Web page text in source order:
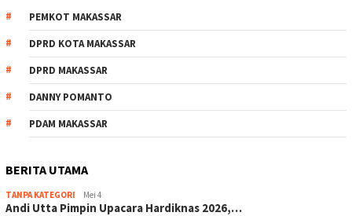
PEMKOT MAKASSAR
DPRD KOTA MAKASSAR
DPRD MAKASSAR
DANNY POMANTO
PDAM MAKASSAR
BERITA UTAMA
TANPA KATEGORI Mei 4
Andi Utta Pimpin Upacara Hardiknas 2026,…